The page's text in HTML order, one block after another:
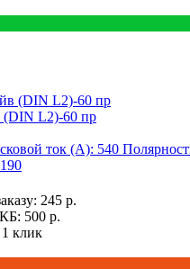
(DIN L2)-60 пр
ток (А): 540
245 р.
500 р.
клик